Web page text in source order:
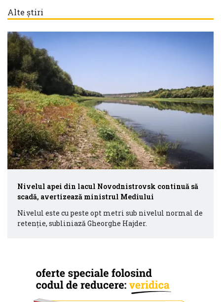
Alte știri
Nivelul apei din lacul Novodnistrovsk continuă să
scadă, avertizează ministrul Mediului
Nivelul este cu peste opt metri sub nivelul normal de
retenție, subliniază Gheorghe Hajder.